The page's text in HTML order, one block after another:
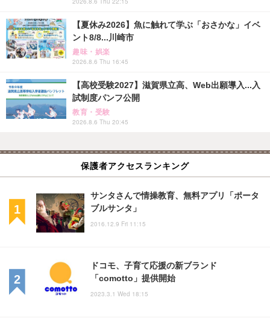
【夏休み2026】魚に触れて学ぶ「おさかな」イベ
ント8/8...川崎市
趣味・娯楽
2026.8.6 Thu 16:45
【高校受験2027】滋賀県立高、Web出願導入...入
試制度パンフ公開
教育・受験
2026.8.6 Thu 20:45
保護者アクセスランキング
サンタさんで情操教育、無料アプリ「ポータ
ブルサンタ」
2016.12.9 Fri 11:15
ドコモ、子育て応援の新ブランド
「comotto」提供開始
2023.3.1 Wed 18:15